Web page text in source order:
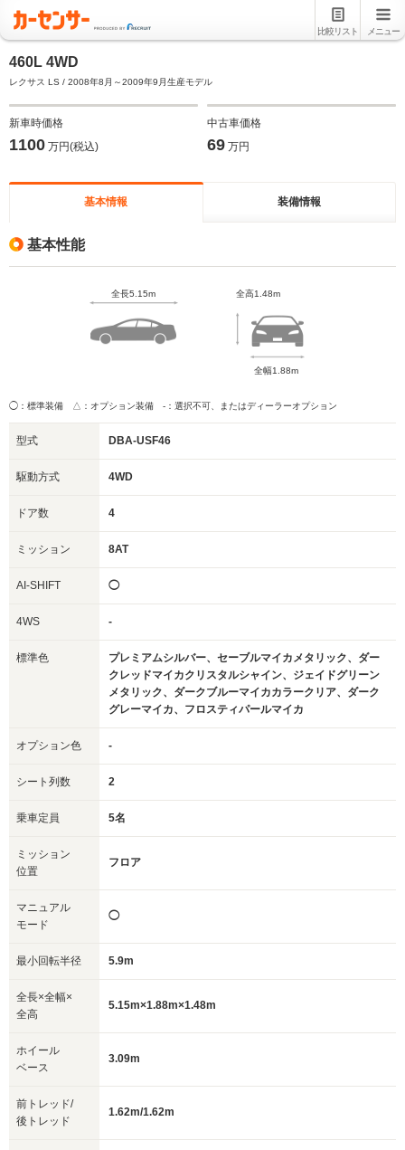
比較リスト メニュー
460L 4WD
レクサス LS / 2008年8月～2009年9月生産モデル
新車時価格
1100 万円(税込)
中古車価格
69 万円
基本情報 装備情報
基本性能
全長5.15m 全高1.48m
全幅1.88m
◯：標準装備 △：オプション装備 -：選択不可、またはディーラーオプション
型式 DBA-USF46
駆動方式 4WD
ドア数 4
ミッション 8AT
AI-SHIFT ◯
4WS -
標準色
プレミアムシルバー、セーブルマイカメタリック、ダー
クレッドマイカクリスタルシャイン、ジェイドグリーン
メタリック、ダークブルーマイカカラークリア、ダーク
グレーマイカ、フロスティパールマイカ
オプション色 -
シート列数 2
乗車定員 5名
ミッション
位置
フロア
マニュアル
モード
◯
最小回転半径 5.9m
全長×全幅×
全高
5.15m×1.88m×1.48m
ホイール
ベース
3.09m
前トレッド/
後トレッド
1.62m/1.62m